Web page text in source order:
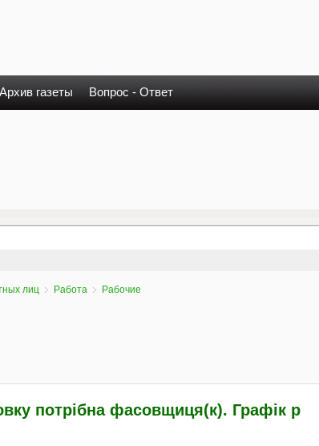
Архив газеты Вопрос - Ответ
лиц Работа Рабочие
потрібна фасовщиця(к). Графік р